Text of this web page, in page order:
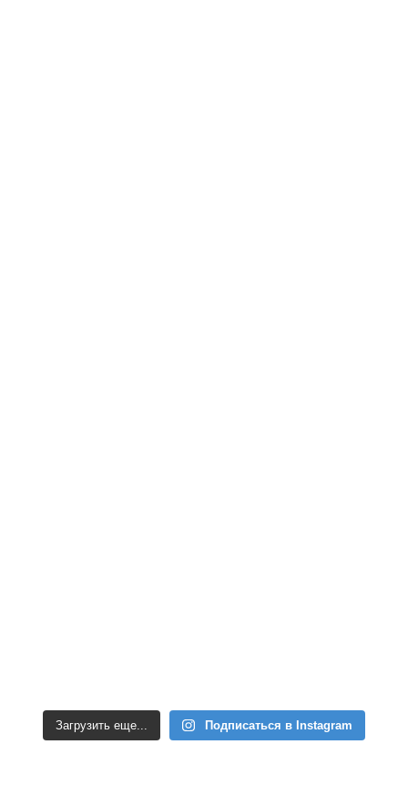
Загрузить еще... Подписаться в Instagram